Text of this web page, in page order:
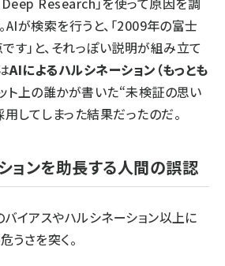
が検索を行うと、「2009年の富士
す」と、それっぽい説明が組み立て
AIによるハルシネーション（もっとも
ト上の誰かが書いた“未検証の思い
してしまった結果だったのだ。
ョンを助長する人間の誤認
バイアスやハルシネーション以上に
うさを突く。